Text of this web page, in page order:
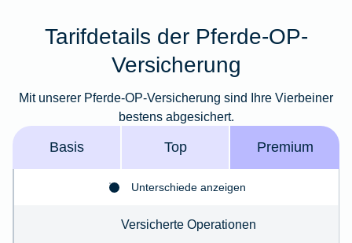
Tarifdetails der Pferde-OP-
Versicherung
Mit unserer Pferde-OP-Versicherung sind Ihre Vierbeiner
bestens abgesichert.
Basis Top Premium
Unterschiede anzeigen
Versicherte Operationen